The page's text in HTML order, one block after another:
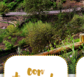
PARROQUIA